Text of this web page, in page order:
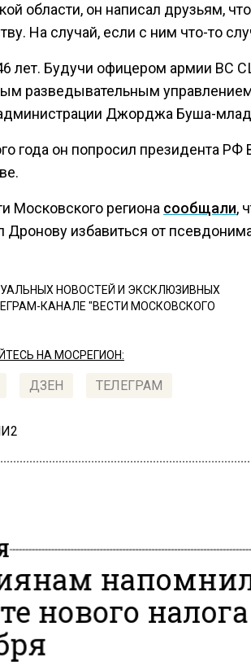
области, он написал друзьям,
На случай, если с ним что-то
лет. Будучи офицером армии ВС
разведывательным
Джорджа Буша-
года он попросил президента РФ
Московского региона сообщали,
избавиться от
НОВОСТЕЙ И ЭКСКЛЮЗИВНЫХ
КАНАЛЕ "ВЕСТИ МОСКОВСКОГО
НА МОСРЕГИОН:
ДЗЕН ТЕЛЕГРАМ
нового налога